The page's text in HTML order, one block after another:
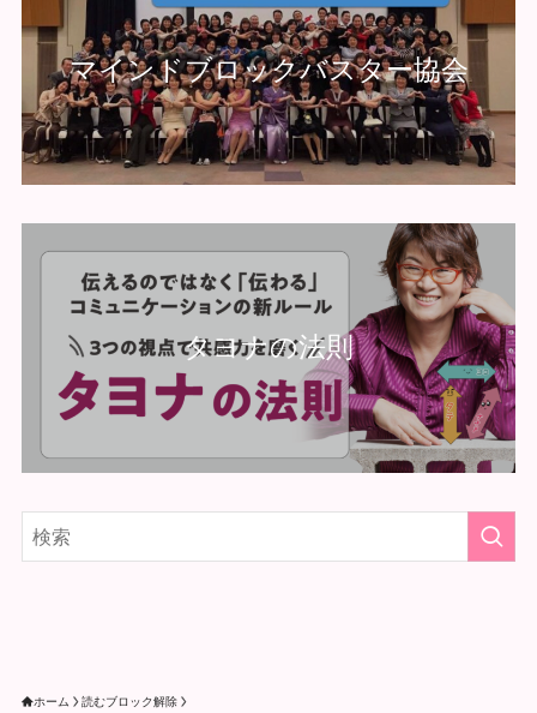
マインドブロックバスター協会
タヨナの法則
ホーム 読むブロック解除